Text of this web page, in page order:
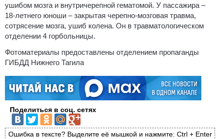
ушибом мозга и внутричерепной гематомой. У пассажира –
18-летнего юноши – закрытая черепно-мозговая травма,
сотрясение мозга, ушиб колена. Он в травматологическом
отделении 4 горбольницы.
Фотоматериалы предоставлены отделением пропаганды
ГИБДД Нижнего Тагила
Поделиться в соц. сетях
Ошибка в тексте? Выделите её мышкой и нажмите: Ctrl + Enter